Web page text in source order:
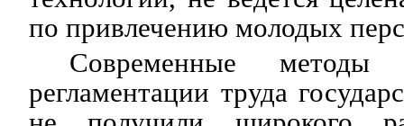
по привлечению молодых
Современные методы
регламентации труда